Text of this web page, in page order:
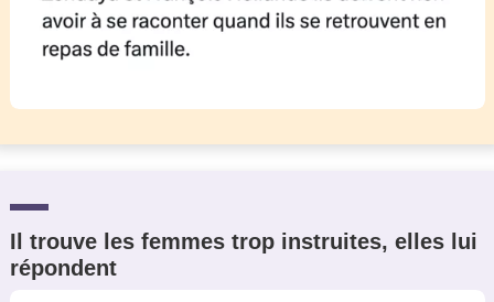
Il trouve les femmes trop instruites, elles lui
répondent